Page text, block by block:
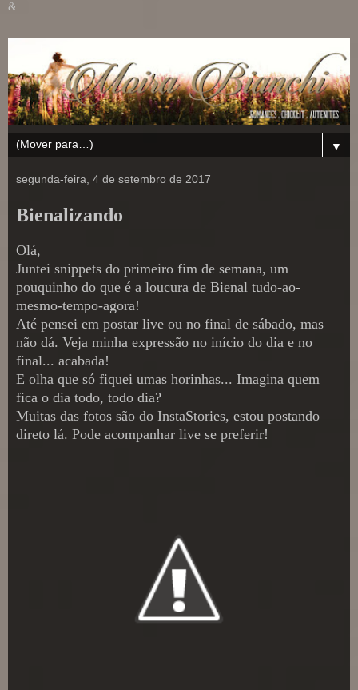
&
▼
segunda-feira, 4 de setembro de 2017
Bienalizando
Olá,
Juntei snippets do primeiro fim de semana, um
pouquinho do que é a loucura de Bienal tudo-ao-
mesmo-tempo-agora!
Até pensei em postar live ou no final de sábado, mas
não dá. Veja minha expressão no início do dia e no
final... acabada!
E olha que só fiquei umas horinhas... Imagina quem
fica o dia todo, todo dia?
Muitas das fotos são do InstaStories, estou postando
direto lá. Pode acompanhar live se preferir!